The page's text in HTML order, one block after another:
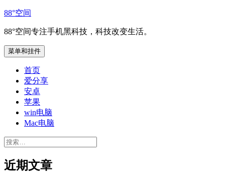
跳
内
容
88°空间
88°空间专注手机黑科技，科技改变生活。
菜单和挂件
首页
爱分享
安卓
苹果
win电脑
Mac电脑
搜
近期文章